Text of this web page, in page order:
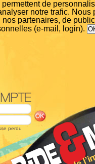
permettent de
notre trafic. Nous
nos partenaires, de
(e-mail, login).
perdu